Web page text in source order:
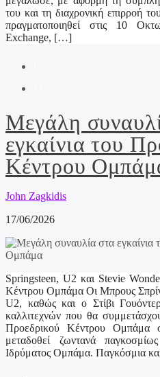
του και τη διαχρονική επιρροή
πραγματοποιηθεί στις 10
Exchange, […]
Μεγάλη
εγκαίνια του
Κέντρου
John Zagkidis
17/06/2026
Springsteen, U2 και Stevie
Κέντρου Ομπάμα Οι Μπρους
U2, καθώς και ο Στίβι
καλλιτεχνών που θα
Προεδρικού Κέντρου
μεταδοθεί ζωντανά
Ιδρύματος Ομπάμα. Παγκόσμια